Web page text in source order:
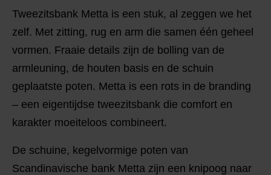
Tweezitsbank Metta is een stuk, al zeggen we het
zelf. Met zitting, rug en arm die samen één geheel
vormen. Fraaie details zijn de bolling van de
armleuning, de houten basis en de schuin
geplaatste poten. Metta is een rots in de branding
– een eigentijdse tweezitsbank die comfort en
karakter moeiteloos combineert.
De schuine, kegelvormige poten van
Scandinavische bank Metta zijn een knipoog naar